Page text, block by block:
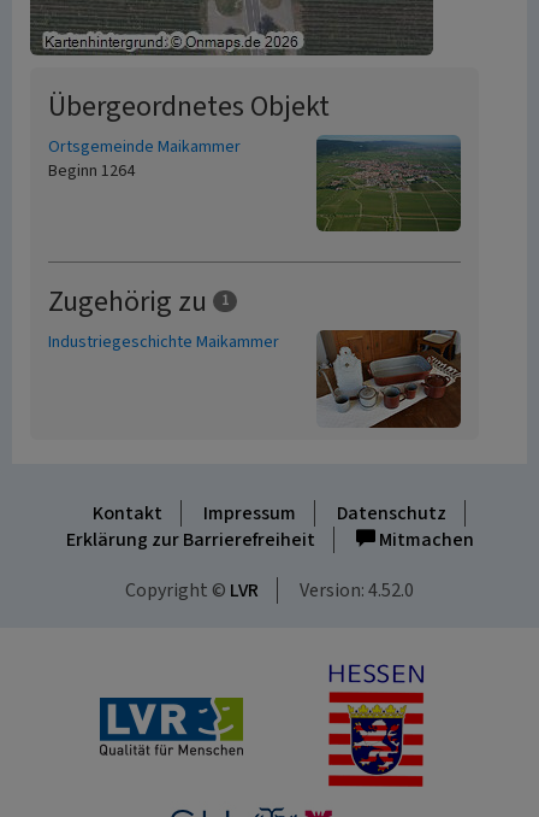
Übergeordnetes Objekt
Ortsgemeinde Maikammer
Beginn 1264
Zugehörig zu 1
Industriegeschichte Maikammer
Kontakt Impressum
Datenschutz
Erklärung zur Barrierefreiheit
Mitmachen
Copyright © LVR Version: 4.52.0